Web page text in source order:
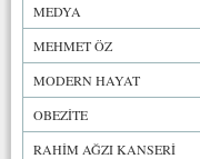
MEDYA
MEHMET ÖZ
MODERN HAYAT
OBEZİTE
RAHİM AĞZI KANSERİ